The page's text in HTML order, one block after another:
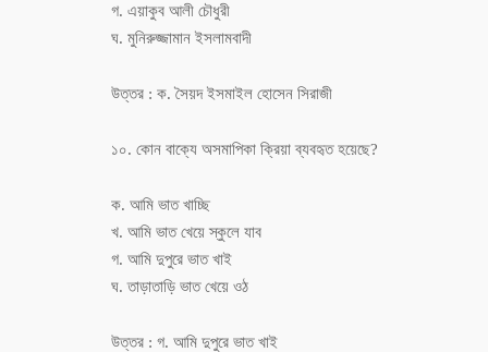
গ. এয়াকুব আলী চৌধুরী
ঘ. মুনিরুজ্জামান ইসলামবাদী
উত্তর : ক. সৈয়দ ইসমাইল হোসেন সিরাজী
১০. কোন বাক্যে অসমাপিকা ক্রিয়া ব্যবহৃত হয়েছে?
ক. আমি ভাত খাচ্ছি
খ. আমি ভাত খেয়ে স্কুলে যাব
গ. আমি দুপুরে ভাত খাই
ঘ. তাড়াতাড়ি ভাত খেয়ে ওঠ
উত্তর : গ. আমি দুপুরে ভাত খাই